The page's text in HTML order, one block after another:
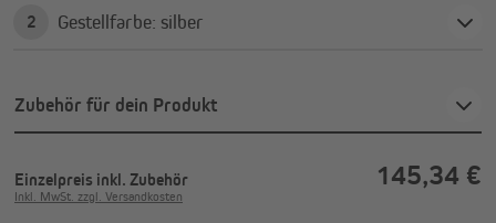
2 Gestellfarbe: silber
Zubehör für dein Produkt
Einzelpreis inkl. Zubehör 145,34 €
Inkl. MwSt. zzgl. Versandkosten